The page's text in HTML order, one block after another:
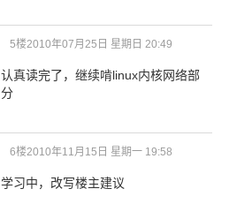
5楼2010年07月25日 星期日 20:49
认真读完了，继续啃linux内核网络部
分
6楼2010年11月15日 星期一 19:58
学习中，改写楼主建议